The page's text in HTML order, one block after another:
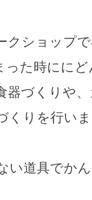
クショップ
った時にに
器づくりや
くりを行い
い道具でか